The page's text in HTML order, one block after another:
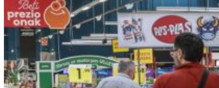
Cooperativa
Som per i per a les persones. Descobreix la